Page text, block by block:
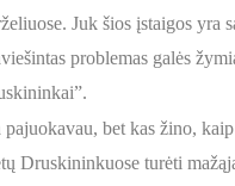
Juk šios įstaigos
problemas galės
bet kas žino,
Druskininkuose turėti